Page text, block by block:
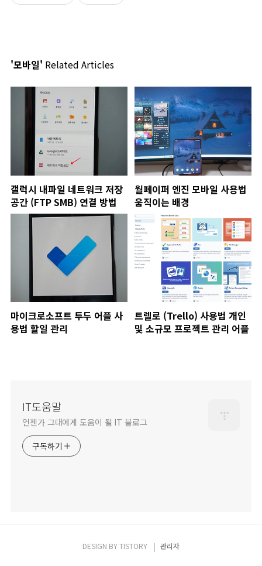
'모바일' Related Articles
갤럭시 내파일 네트워크 저장
공간 (FTP SMB) 연결 방법
월페이퍼 엔진 모바일 사용법
움직이는 배경
마이크로소프트 투두 어플 사
용법 할일 관리
트렐로 (Trello) 사용법 개인
및 소규모 프로젝트 관리 어플
IT도움말
언젠가 그대에게 도움이 될 IT 블로그
구독하기
DESIGN BYTISTORY 관리자